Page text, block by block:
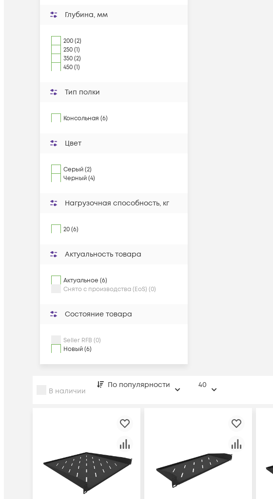
Глубина, мм
200 (2)
250 (1)
350 (2)
450 (1)
Тип полки
Консольная (6)
Цвет
Серый (2)
Черный (4)
Нагрузочная способность, кг
20 (6)
Актуальность товара
Актуальное (6)
Снято с производства (EoS) (0)
Состояние товара
Seller RFB (0)
Новый (6)
В наличии
По популярности 40